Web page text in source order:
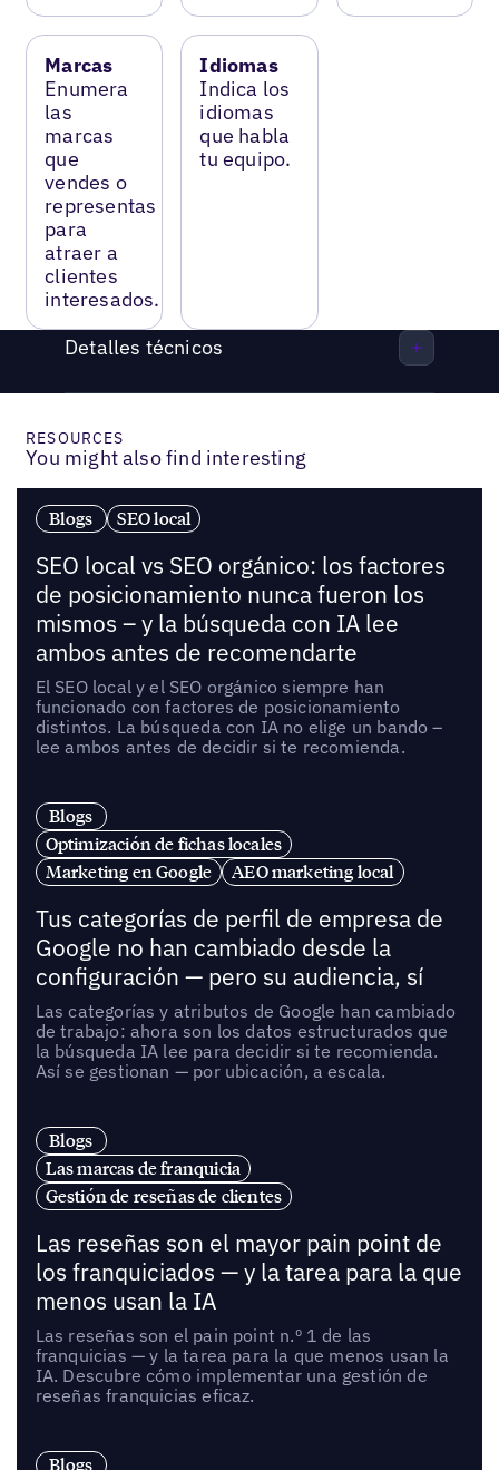
Marcas
Enumera
las
marcas
que
vendes o
representas
para
atraer a
clientes
interesados.
Idiomas
Indica los
idiomas
que habla
tu equipo.
Detalles técnicos
RESOURCES
You might also find interesting
Blogs SEO local
SEO local vs SEO orgánico: los factores
de posicionamiento nunca fueron los
mismos – y la búsqueda con IA lee
ambos antes de recomendarte
El SEO local y el SEO orgánico siempre han
funcionado con factores de posicionamiento
distintos. La búsqueda con IA no elige un bando –
lee ambos antes de decidir si te recomienda.
Blogs
Optimización de fichas locales
Marketing en Google
AEO marketing local
Tus categorías de perfil de empresa de
Google no han cambiado desde la
configuración — pero su audiencia, sí
Las categorías y atributos de Google han cambiado
de trabajo: ahora son los datos estructurados que
la búsqueda IA lee para decidir si te recomienda.
Así se gestionan — por ubicación, a escala.
Blogs
Las marcas de franquicia
Gestión de reseñas de clientes
Las reseñas son el mayor pain point de
los franquiciados — y la tarea para la que
menos usan la IA
Las reseñas son el pain point n.º 1 de las
franquicias — y la tarea para la que menos usan la
IA. Descubre cómo implementar una gestión de
reseñas franquicias eficaz.
Blogs